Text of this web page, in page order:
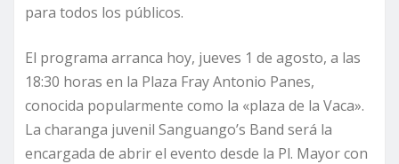
para todos los públicos.
El programa arranca hoy, jueves 1 de agosto, a las
18:30 horas en la Plaza Fray Antonio Panes,
conocida popularmente como la «plaza de la Vaca».
La charanga juvenil Sanguango’s Band será la
encargada de abrir el evento desde la Pl. Mayor con